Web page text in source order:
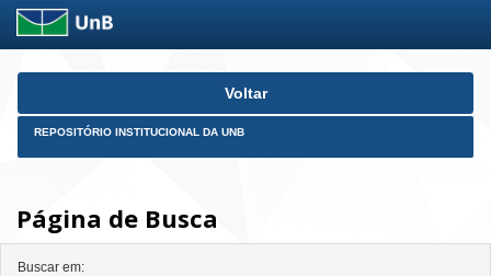
Skip
Voltar
REPOSITÓRIO INSTITUCIONAL DA UNB
Página de Busca
Buscar em: